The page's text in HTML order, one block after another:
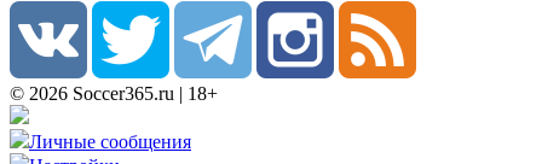
© 2026 Soccer365.ru | 18+
Личные сообщения